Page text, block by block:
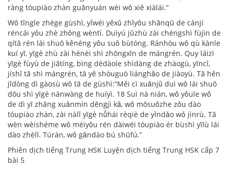
ràng tóupiào zhàn guānyuán wèi wǒ xiě xiàlái.”
Wǒ tīngle zhège gùshì, yǐwéi yěxǔ zhǐyǒu shānqū de cánjí
réncái yǒu zhè zhǒng wèntí. Duìyú jūzhù zài chéngshì fùjìn de
qítā rén lái shuō kěnéng yǒu suǒ bùtóng. Ránhòu wǒ qù kànle
kuí yī, yīgè zhù zài hénèi shì zhōngxīn de mángrén. Quy láizì
yīgè fùyù de jiātíng, bìng dédàole shìdàng de zhàogù, yīncǐ,
jíshǐ tā shì mángrén, tā yě shòuguò liánghǎo de jiàoyù. Tā hěn
jīdòng dì gàosù wǒ tā de gùshì:“Měi cì xuǎnjǔ duì wǒ lái shuō
dōu shì yīgè nánwàng de huíyì. 18 Suì nà nián, wǒ yǒule wǒ
de dì yī zhāng xuǎnmín dēngjì kǎ, wǒ mōsuǒzhe zǒu dào
tóupiào zhàn, zài nàlǐ yīgè nǚhái rèqiè de yǐndǎo wǒ jìnrù. Tā
wèn wèishéme wǒ méiyǒu rén dàiwéi tóupiào ér bùshì yīlù lái
dào zhèlǐ. Túrán, wǒ gǎndào bú shūfú.”
Phiên dịch tiếng Trung HSK Luyện dịch tiếng Trung HSK cấp 7
bài 5